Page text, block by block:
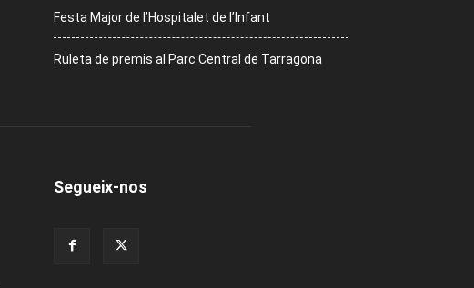
Festa Major de l’Hospitalet de l’Infant
Ruleta de premis al Parc Central de Tarragona
Segueix-nos